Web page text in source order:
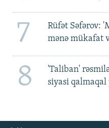
7
Rüfət Səfərov:
mənə mükafat
8
'Taliban'
siyasi qalmaqal